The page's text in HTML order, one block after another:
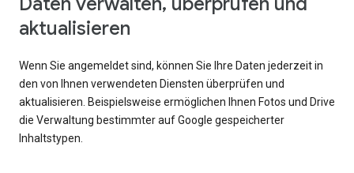
aktualisieren
Wenn Sie angemeldet sind, können Sie Ihre Daten jederzeit in
den von Ihnen verwendeten Diensten überprüfen und
aktualisieren. Beispielsweise ermöglichen Ihnen Fotos und Drive
die Verwaltung bestimmter auf Google gespeicherter
Inhaltstypen.